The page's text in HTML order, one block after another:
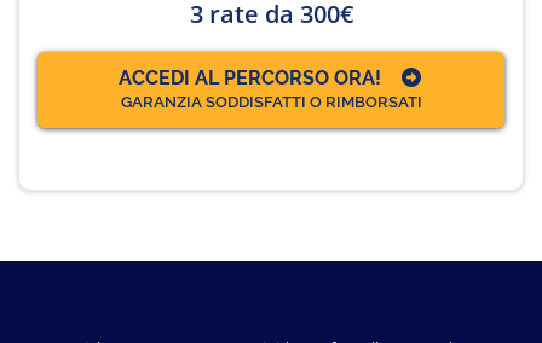
3 rate da 300€
ACCEDI AL PERCORSO ORA!
GARANZIA SODDISFATTI O RIMBORSATI